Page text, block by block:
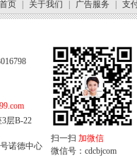
页 关于我们 广告服务 支
层B-22
诺德中心
扫一扫 加微信
微信号：cdcbjcom